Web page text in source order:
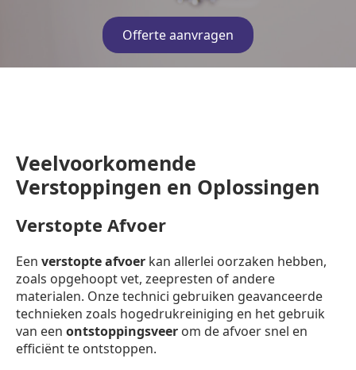
Offerte aanvragen
Veelvoorkomende
Verstoppingen en Oplossingen
Verstopte Afvoer
Een verstopte afvoer kan allerlei oorzaken hebben,
zoals opgehoopt vet, zeepresten of andere
materialen. Onze technici gebruiken geavanceerde
technieken zoals hogedrukreiniging en het gebruik
van een ontstoppingsveer om de afvoer snel en
efficiënt te ontstoppen.